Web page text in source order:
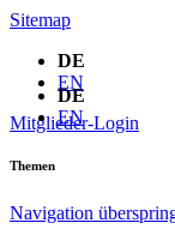
Sitemap
DE
EN
Mitglieder-Login
DE
EN
Themen
Navigation